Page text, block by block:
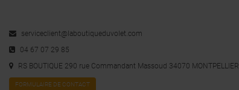
serviceclient@laboutiqueduvolet.com
04 67 07 29 85
RS BOUTIQUE 290 rue Commandant Massoud 34070 MONTPELLIER
FORMULAIRE DE CONTACT